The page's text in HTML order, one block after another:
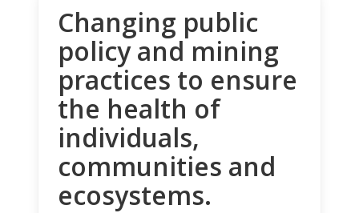
Changing public
policy and mining
practices to ensure
the health of
individuals,
communities and
ecosystems.